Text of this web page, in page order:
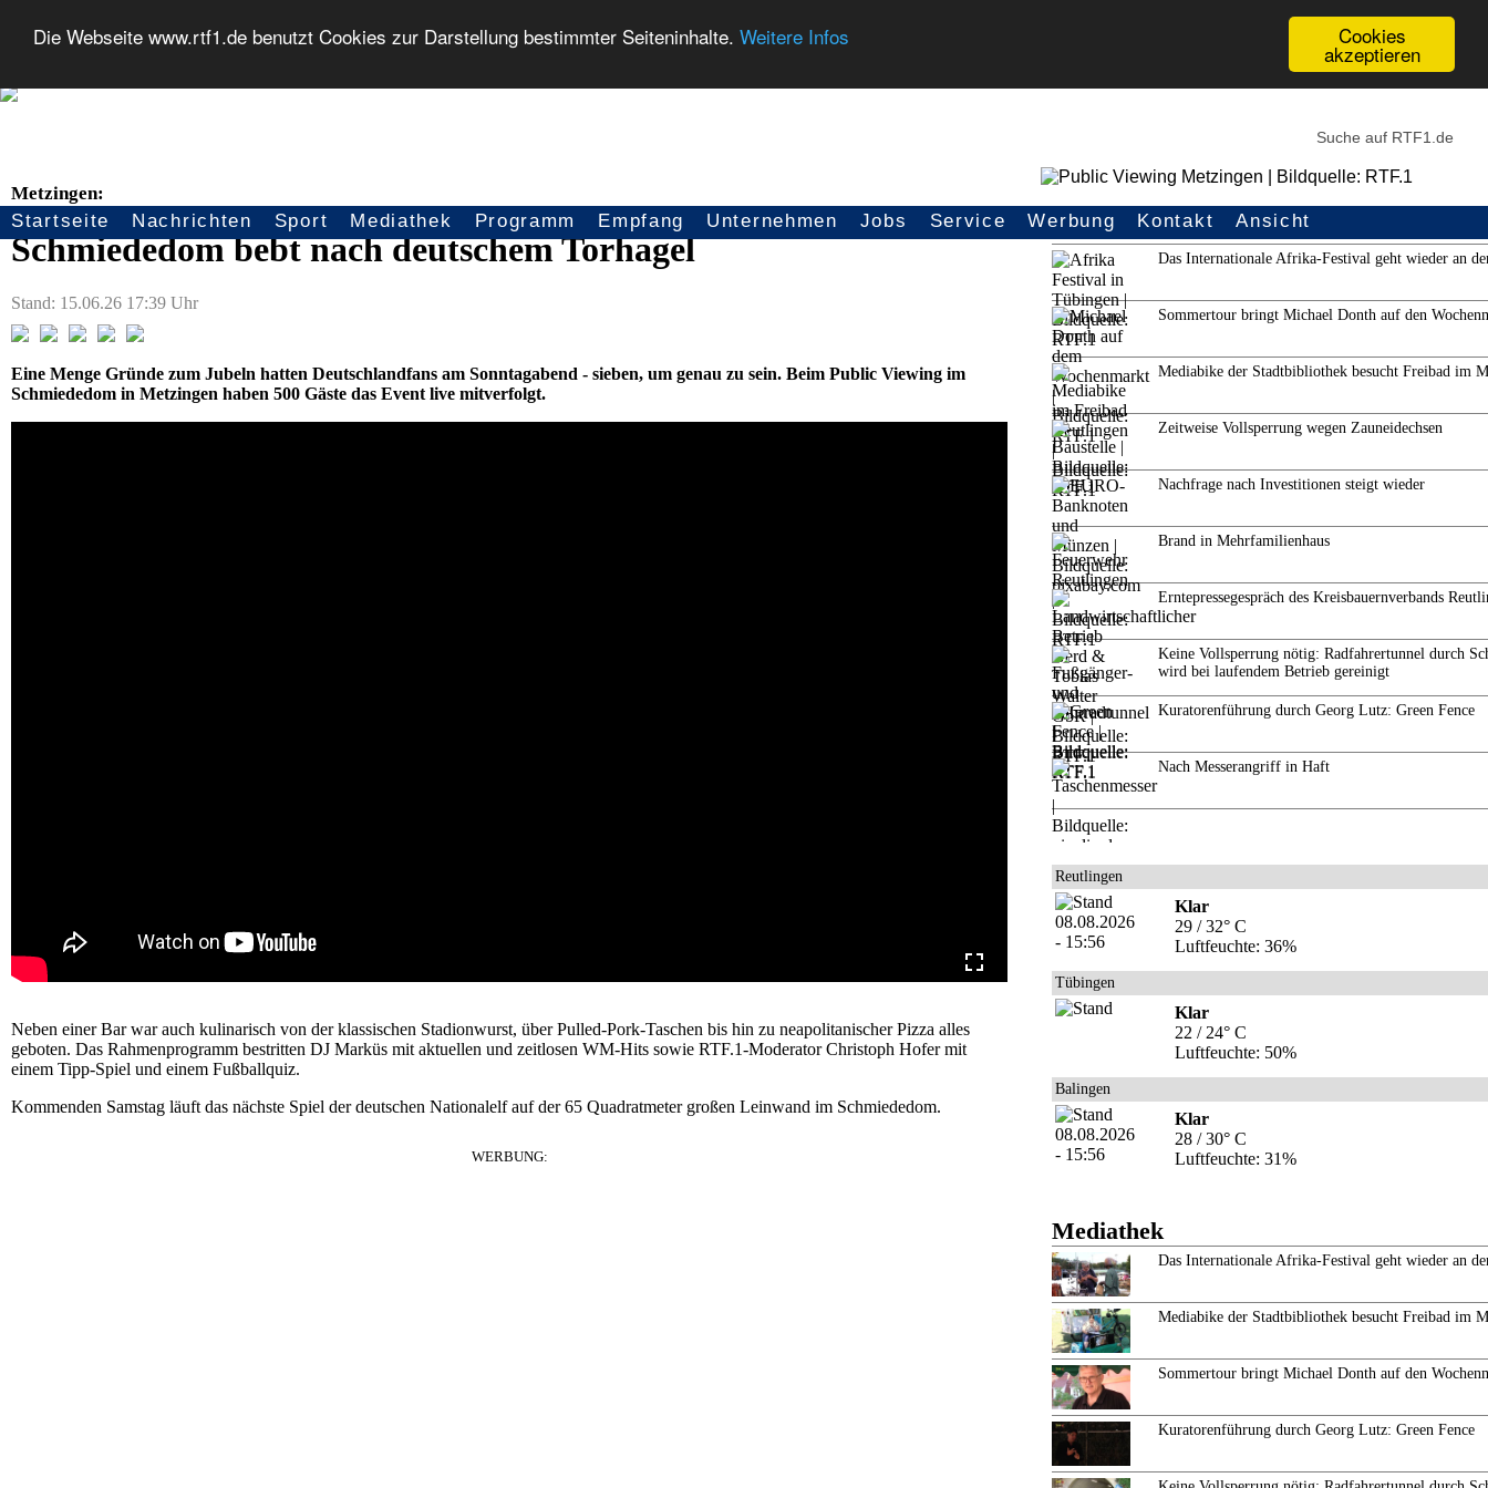
Cookies
akzeptieren
Die Webseite www.rtf1.de benutzt Cookies zur Darstellung bestimmter Seiteninhalte. Weitere Infos
Seitennavigation
Startseite Nachrichten Sport Mediathek Programm Empfang Unternehmen Jobs Service Werbung Kontakt Ansicht
Metzingen:
Schmiededom bebt nach deutschem Torhagel
Stand: 15.06.26 17:39 Uhr
Eine Menge Gründe zum Jubeln hatten Deutschlandfans am Sonntagabend - sieben, um genau zu sein. Beim Public Viewing im
Schmiededom in Metzingen haben 500 Gäste das Event live mitverfolgt.
Neben einer Bar war auch kulinarisch von der klassischen Stadionwurst, über Pulled-Pork-Taschen bis hin zu neapolitanischer Pizza alles
geboten. Das Rahmenprogramm bestritten DJ Marküs mit aktuellen und zeitlosen WM-Hits sowie RTF.1-Moderator Christoph Hofer mit
einem Tipp-Spiel und einem Fußballquiz.
Kommenden Samstag läuft das nächste Spiel der deutschen Nationalelf auf der 65 Quadratmeter großen Leinwand im Schmiededom.
WERBUNG:
Weitere Themen
Das Internationale Afrika-Festival geht wieder an
Sommertour bringt Michael Donth auf den
Mediabike der Stadtbibliothek besucht Freibad im
Zeitweise Vollsperrung wegen Zauneidechsen
Nachfrage nach Investitionen steigt wieder
Brand in Mehrfamilienhaus
Erntepressegespräch des Kreisbauernverbands
Keine Vollsperrung nötig: Radfahrertunnel durch
wird bei laufendem Betrieb gereinigt
Kuratorenführung durch Georg Lutz: Green Fence
Nach Messerangriff in Haft
Reutlingen
Klar
29 / 32° C
Luftfeuchte: 36%
Tübingen
Klar
22 / 24° C
Luftfeuchte: 50%
Balingen
Klar
28 / 30° C
Luftfeuchte: 31%
Mediathek
Das Internationale Afrika-Festival geht wieder an
Mediabike der Stadtbibliothek besucht Freibad im
Sommertour bringt Michael Donth auf den
Kuratorenführung durch Georg Lutz: Green Fence